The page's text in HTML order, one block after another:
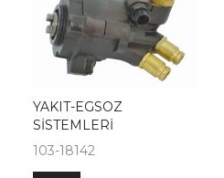
YAKIT-EGSOZ
SİSTEMLERİ
103-18142